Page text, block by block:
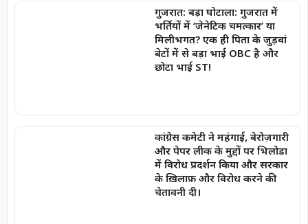
गुजरात: बड़ा घोटाला: गुजरात में
भर्तियों में ‘जेनेटिक चमत्कार’ या
मिलीभगत? एक ही पिता के जुड़वां
बेटों में से बड़ा भाई OBC है और
छोटा भाई ST!
कांग्रेस कमेटी ने महंगाई, बेरोज़गारी
और पेपर लीक के मुद्दों पर भिलोडा
में विरोध प्रदर्शन किया और सरकार
के ख़िलाफ़ और विरोध करने की
चेतावनी दी।